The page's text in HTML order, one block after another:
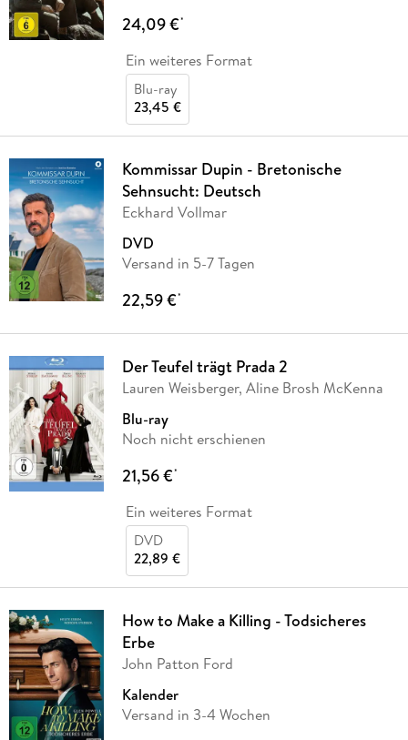
24,09 €*
Ein weiteres Format
Blu-ray
23,45 €
Kommissar Dupin - Bretonische
Sehnsucht: Deutsch
Eckhard Vollmar
DVD
Versand in 5-7 Tagen
22,59 €*
Der Teufel trägt Prada 2
Lauren Weisberger, Aline Brosh McKenna
Blu-ray
Noch nicht erschienen
21,56 €*
Ein weiteres Format
DVD
22,89 €
How to Make a Killing - Todsicheres
Erbe
John Patton Ford
Kalender
Versand in 3-4 Wochen